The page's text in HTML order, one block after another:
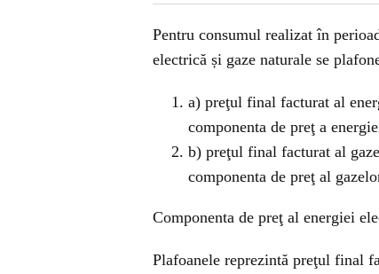
Pentru consumul realizat în
electrică și gaze naturale se
a) preţul final facturat al
componenta de preţ a
b) preţul final facturat al
componenta de preţ al
Componenta de preţ al energiei
Plafoanele reprezintă preţul final